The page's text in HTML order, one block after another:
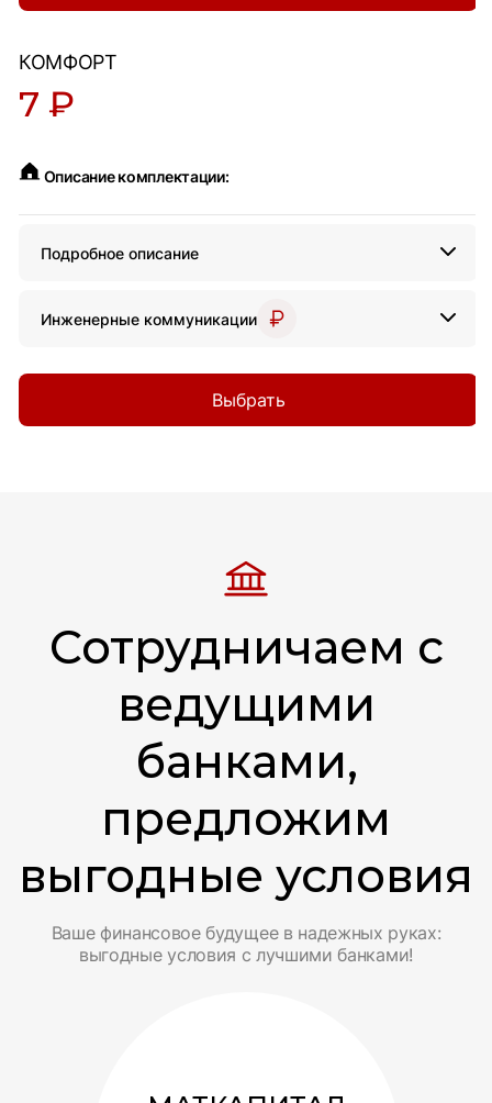
КОМФОРТ
7 ₽
Описание комплектации:
Подробное описание
Инженерные коммуникации
Выбрать
Сотрудничаем с
ведущими
банками,
предложим
выгодные условия
Ваше финансовое будущее в надежных руках:
выгодные условия с лучшими банками!